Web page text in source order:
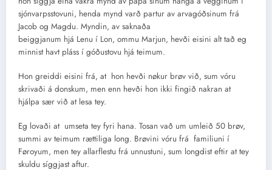
sjónvarpsstovuni, henda mynd varð partur av arvagóðsinum frá
Jacob og Magdu. Myndin, av saknaða
beiggjanum hjá Lenu í Lon, ommu Marjun, hevði eisini alt tað eg
minnist havt pláss í góðustovu hjá teimum.
Hon greiddi eisini frá, at hon hevði nøkur brøv við, sum vóru
skrivaði á donskum, men enn hevði hon ikki fingið nakran at
hjálpa sær við at lesa tey.
Eg lovaði at umseta tey fyri hana. Tosan vað um umleið 50 brøv,
summi av teimum rættiliga long. Brøvini vóru frá familiuni í
Føroyum, men tey allarflestu frá unnustuni, sum longdist eftir at tey
skuldu síggjast aftur.